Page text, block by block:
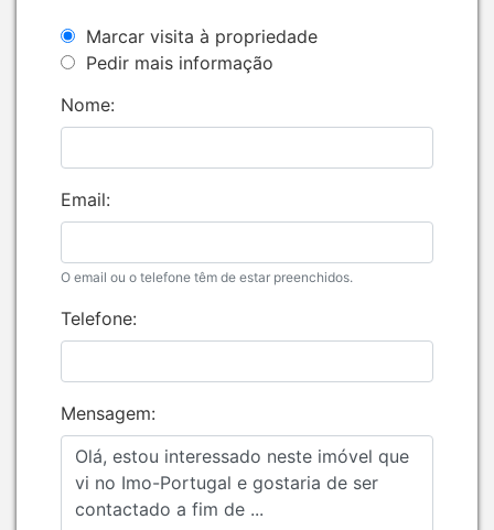
Marcar visita à propriedade
Pedir mais informação
Nome:
Email:
O email ou o telefone têm de estar preenchidos.
Telefone:
Mensagem: